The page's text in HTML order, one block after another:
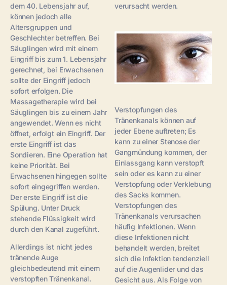
dem 40. Lebensjahr auf,
können jedoch alle
Altersgruppen und
Geschlechter betreffen. Bei
Säuglingen wird mit einem
Eingriff bis zum 1. Lebensjahr
gerechnet, bei Erwachsenen
sollte der Eingriff jedoch
sofort erfolgen. Die
Massagetherapie wird bei
Säuglingen bis zu einem Jahr
angewendet. Wenn es nicht
öffnet, erfolgt ein Eingriff. Der
erste Eingriff ist das
Sondieren. Eine Operation hat
keine Priorität. Bei
Erwachsenen hingegen sollte
sofort eingegriffen werden.
Der erste Eingriff ist die
Spülung. Unter Druck
stehende Flüssigkeit wird
durch den Kanal zugeführt.
Allerdings ist nicht jedes
tränende Auge
gleichbedeutend mit einem
verstopften Tränenkanal.
verursacht werden.
Verstopfungen des
Tränenkanals können auf
jeder Ebene auftreten; Es
kann zu einer Stenose der
Gangmündung kommen, der
Einlassgang kann verstopft
sein oder es kann zu einer
Verstopfung oder Verklebung
des Sacks kommen.
Verstopfungen des
Tränenkanals verursachen
häufig Infektionen. Wenn
diese Infektionen nicht
behandelt werden, breitet
sich die Infektion tendenziell
auf die Augenlider und das
Gesicht aus. Als Folge von